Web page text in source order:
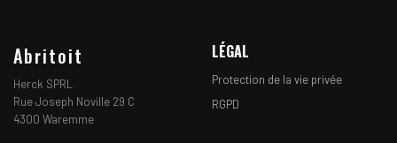
Abritoit
Herck SPRL
Rue Joseph Noville 29 C
4300 Waremme
LÉGAL
Protection de la vie privée
RGPD